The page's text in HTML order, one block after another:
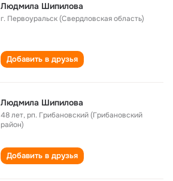
Людмила Шипилова
г. Первоуральск (Свердловская область)
Добавить в друзья
Людмила Шипилова
48 лет,рп. Грибановский (Грибановский
район)
Добавить в друзья